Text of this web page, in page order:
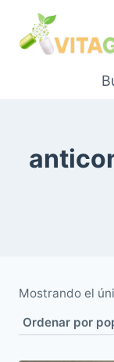
Contenido
Mostrando el